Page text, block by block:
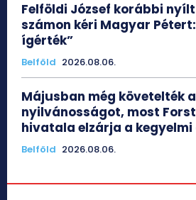
Felföldi József korábbi
számon kéri Magyar Pétert:
ígérték”
Belföld 2026.08.06.
Májusban még követelték a
nyilvánosságot, most
hivatala elzárja a
Belföld 2026.08.06.